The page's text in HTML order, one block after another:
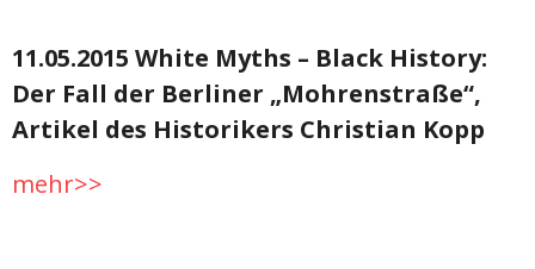
11.05.2015 White Myths – Black History:
Der Fall der Berliner „Mohrenstraße“,
Artikel des Historikers Christian Kopp
mehr>>